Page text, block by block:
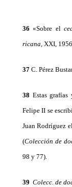
36 «Sobre el
ricana, XXI,
37 C. Pérez
38 Estas
Felipe II se
Juan Rodríguez
(Colección de
98 y 77).
39 Colecc. de